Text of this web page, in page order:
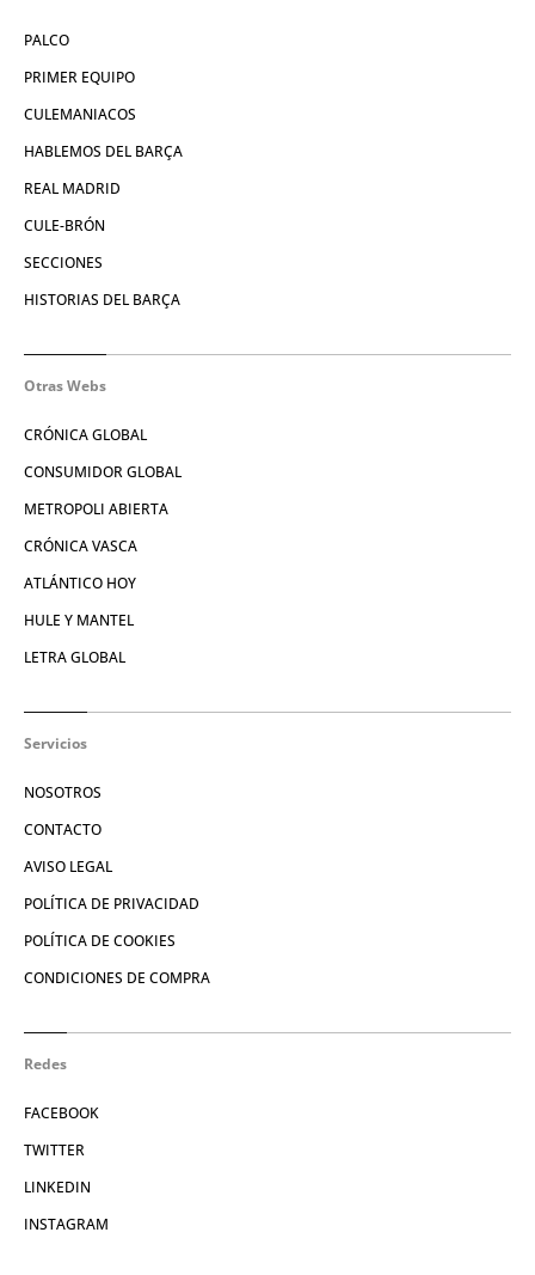
PALCO
PRIMER EQUIPO
CULEMANIACOS
HABLEMOS DEL BARÇA
REAL MADRID
CULE-BRÓN
SECCIONES
HISTORIAS DEL BARÇA
Otras Webs
CRÓNICA GLOBAL
CONSUMIDOR GLOBAL
METROPOLI ABIERTA
CRÓNICA VASCA
ATLÁNTICO HOY
HULE Y MANTEL
LETRA GLOBAL
Servicios
NOSOTROS
CONTACTO
AVISO LEGAL
POLÍTICA DE PRIVACIDAD
POLÍTICA DE COOKIES
CONDICIONES DE COMPRA
Redes
FACEBOOK
TWITTER
LINKEDIN
INSTAGRAM